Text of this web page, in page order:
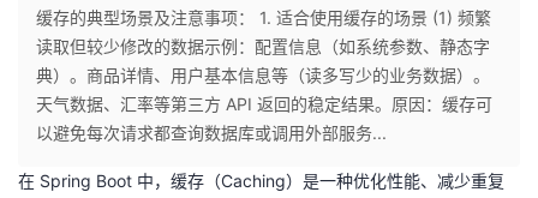
个
人
我
缓存的典型场景及注意事项： 1. 适合使用缓存的场景 (1) 频繁
读取但较少修改的数据示例：配置信息（如系统参数、静态字
典）。商品详情、用户基本信息等（读多写少的业务数据）。
天气数据、汇率等第三方 API 返回的稳定结果。原因：缓存可
以避免每次请求都查询数据库或调用外部服务...
在 Spring Boot 中，缓存（Caching）是一种优化性能、减少重复